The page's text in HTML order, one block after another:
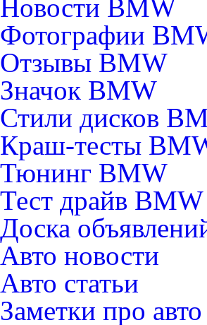
Новости BMW
Фотографии
Отзывы BMW
Значок BMW
Стили дисков
Краш-тесты
Тюнинг BMW
Тест драйв BMW
Доска
Авто новости
Авто статьи
Заметки про авто